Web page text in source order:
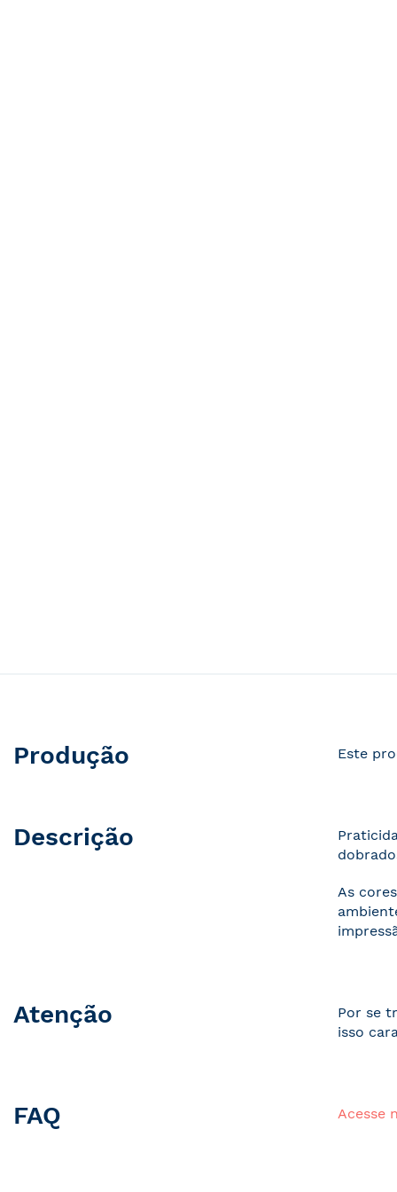
Produção Este
Descrição
As
Atenção
Por se
isso
FAQ Acesse